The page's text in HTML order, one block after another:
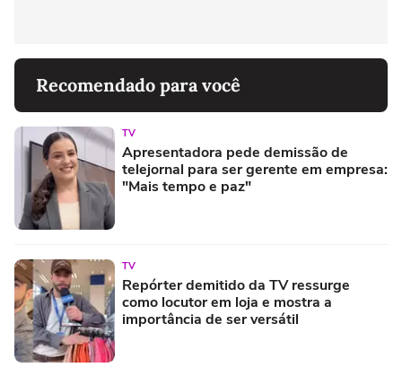
Recomendado para você
TV
Apresentadora pede demissão de
telejornal para ser gerente em empresa:
"Mais tempo e paz"
TV
Repórter demitido da TV ressurge
como locutor em loja e mostra a
importância de ser versátil